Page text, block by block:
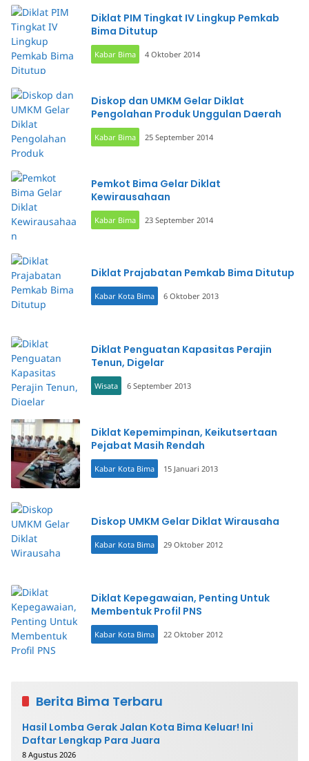
Diklat PIM Tingkat IV Lingkup Pemkab
Bima Ditutup
Kabar Bima 4 Oktober 2014
Diskop dan UMKM Gelar Diklat
Pengolahan Produk Unggulan Daerah
Kabar Bima 25 September 2014
Pemkot Bima Gelar Diklat
Kewirausahaan
Kabar Bima 23 September 2014
Diklat Prajabatan Pemkab Bima Ditutup
Kabar Kota Bima 6 Oktober 2013
Diklat Penguatan Kapasitas Perajin
Tenun, Digelar
Wisata 6 September 2013
Diklat Kepemimpinan, Keikutsertaan
Pejabat Masih Rendah
Kabar Kota Bima 15 Januari 2013
Diskop UMKM Gelar Diklat Wirausaha
Kabar Kota Bima 29 Oktober 2012
Diklat Kepegawaian, Penting Untuk
Membentuk Profil PNS
Kabar Kota Bima 22 Oktober 2012
Berita Bima Terbaru
Hasil Lomba Gerak Jalan Kota Bima Keluar! Ini
Daftar Lengkap Para Juara
8 Agustus 2026